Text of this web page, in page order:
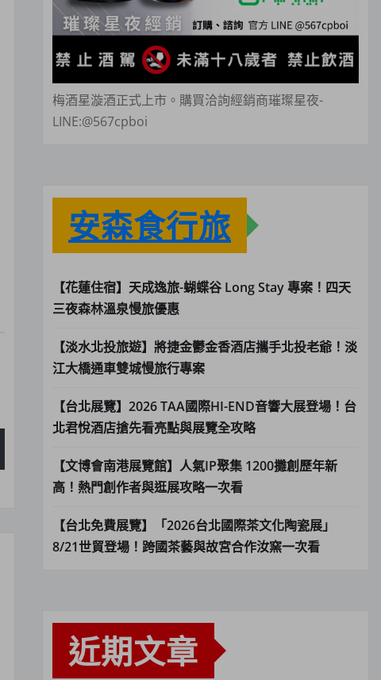
梅酒星漩酒正式上市。購買洽詢經銷商璀璨星夜-
LINE:@567cpboi
安森食行旅
【花蓮住宿】天成逸旅-蝴蝶谷 Long Stay 專案！四天
三夜森林溫泉慢旅優惠
【淡水北投旅遊】將捷金鬱金香酒店攜手北投老爺！淡
江大橋通車雙城慢旅行專案
【台北展覽】2026 TAA國際HI-END音響大展登場！台
北君悅酒店搶先看亮點與展覽全攻略
【文博會南港展覽館】人氣IP聚集 1200攤創歷年新
高！熱門創作者與逛展攻略一次看
【台北免費展覽】「2026台北國際茶文化陶瓷展」
8/21世貿登場！跨國茶藝與故宮合作汝窯一次看
近期文章